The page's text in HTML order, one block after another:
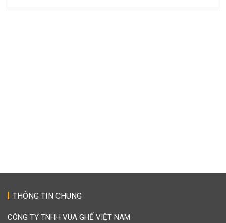
THÔNG TIN CHUNG
CÔNG TY TNHH VUA GHẾ VIỆT NAM